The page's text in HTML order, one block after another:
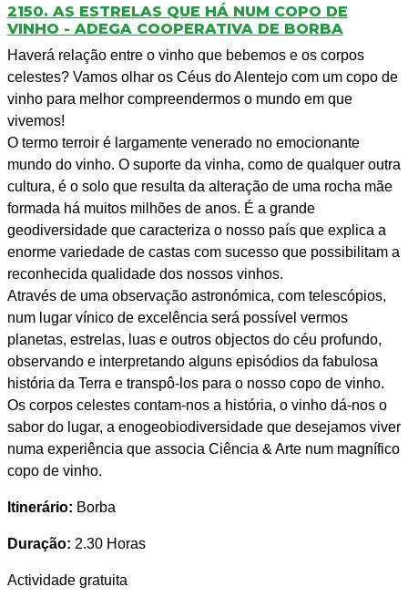
2150. AS ESTRELAS QUE HÁ NUM COPO DE
VINHO - ADEGA COOPERATIVA DE BORBA
Haverá relação entre o vinho que bebemos e os corpos
celestes? Vamos olhar os Céus do Alentejo com um copo de
vinho para melhor compreendermos o mundo em que
vivemos!
O termo terroir é largamente venerado no emocionante
mundo do vinho. O suporte da vinha, como de qualquer outra
cultura, é o solo que resulta da alteração de uma rocha mãe
formada há muitos milhões de anos. É a grande
geodiversidade que caracteriza o nosso país que explica a
enorme variedade de castas com sucesso que possibilitam a
reconhecida qualidade dos nossos vinhos.
Através de uma observação astronómica, com telescópios,
num lugar vínico de excelência será possível vermos
planetas, estrelas, luas e outros objectos do céu profundo,
observando e interpretando alguns episódios da fabulosa
história da Terra e transpô-los para o nosso copo de vinho.
Os corpos celestes contam-nos a história, o vinho dá-nos o
sabor do lugar, a enogeobiodiversidade que desejamos viver
numa experiência que associa Ciência & Arte num magnífico
copo de vinho.
Itinerário: Borba
Duração: 2.30 Horas
Actividade gratuita